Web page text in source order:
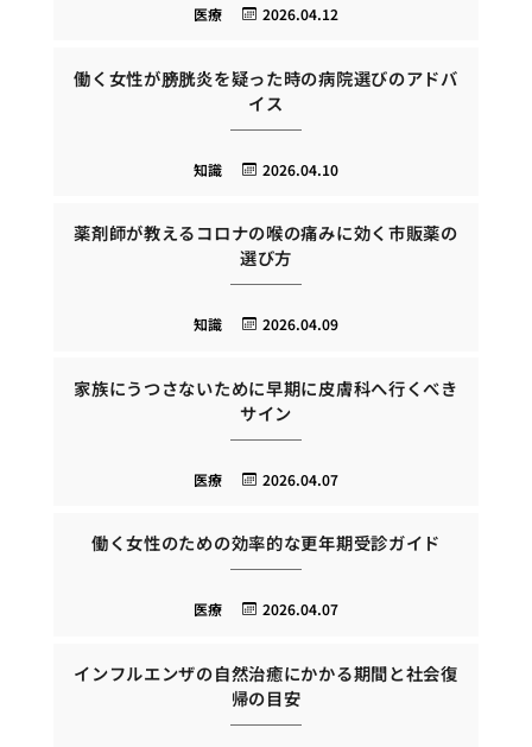
2026.04.12
医療
働く女性が膀胱炎を疑った時の病院選びのアドバ
イス
2026.04.10
知識
薬剤師が教えるコロナの喉の痛みに効く市販薬の
選び方
2026.04.09
知識
家族にうつさないために早期に皮膚科へ行くべき
サイン
2026.04.07
医療
働く女性のための効率的な更年期受診ガイド
2026.04.07
医療
インフルエンザの自然治癒にかかる期間と社会復
帰の目安